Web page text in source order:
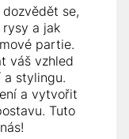
se,
a jak
partie.
váš vzhled
a stylingu.
a vytvořit
Tuto